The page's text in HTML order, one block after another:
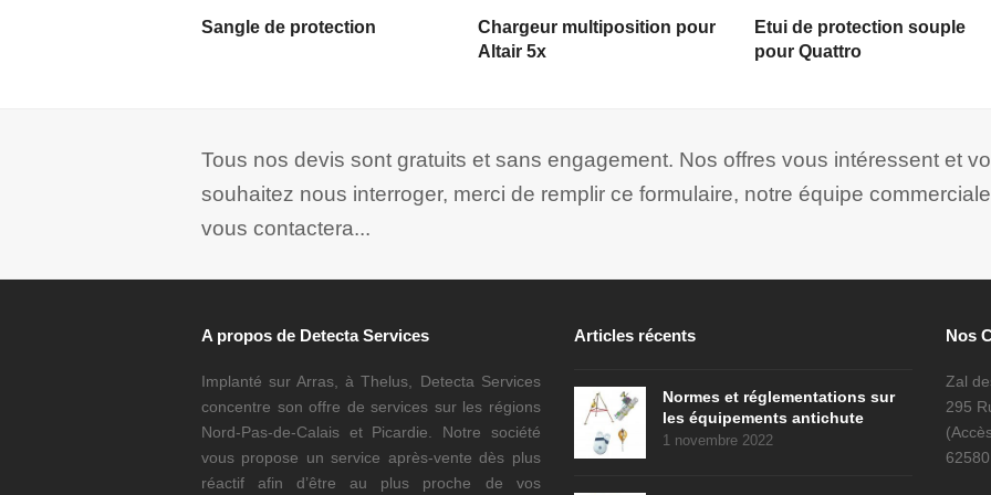
LIRE LA SUITE
Sangle de protection LIRE LA SUITE
Chargeur multiposition pour
Altair 5x
LIRE LA SUITE
Etui de protection souple
pour Quattro
Tous nos devis sont gratuits et sans engagement. Nos offres vous intéressent et
souhaitez nous interroger, merci de remplir ce formulaire, notre équipe commerciale
vous contactera...
A propos de Detecta Services
Implanté sur Arras, à Thelus, Detecta Services
concentre son offre de services sur les régions
Nord-Pas-de-Calais et Picardie. Notre société
vous propose un service après-vente dès plus
réactif afin d’être au plus proche de vos
Articles récents
Normes et réglementations sur
les équipements antichute
1 novembre 2022
Nos
Zal
295